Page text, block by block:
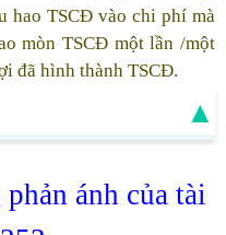
hao TSCĐ vào chi phí mà
mòn TSCĐ một lần /một
đã hình thành TSCĐ.
▲
ánh của tài